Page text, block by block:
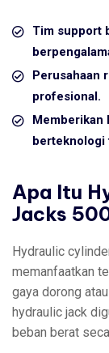
Tim support
Perusahaan
profesional.
Memberikan
berteknologi
Apa Itu
Jacks
Hydraulic
memanfaatkan
gaya dorong
hydraulic jack
beban berat